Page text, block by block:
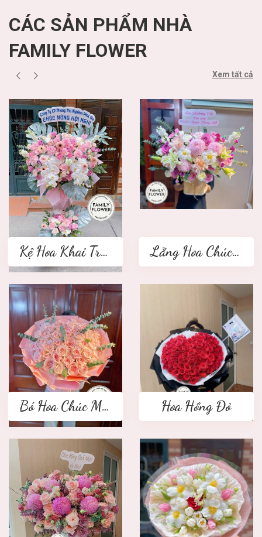
CÁC SẢN PHẨM NHÀ
FAMILY FLOWER
Xem tất cả
Kệ Hoa Khai Trương 2 tầng Lẵng Hoa Chúc Mừng
Bó Hoa Chúc Mừng Hoa Hồng Đỏ